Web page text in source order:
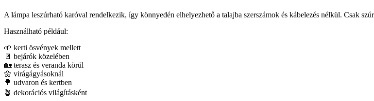
A lámpa leszúrható karóval rendelkezik, így könnyedén elhelyezhető a talajba szerszámok és kábelezés nélkül. Csak
Használható például:
🌱 kerti ösvények mellett
🚪 bejárók közelében
🏡 terasz és veranda körül
🌼 virágágyásoknál
🌳 udvaron és kertben
🪴 dekorációs világításként